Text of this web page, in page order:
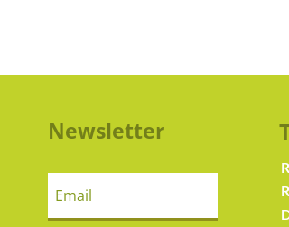
Newsletter